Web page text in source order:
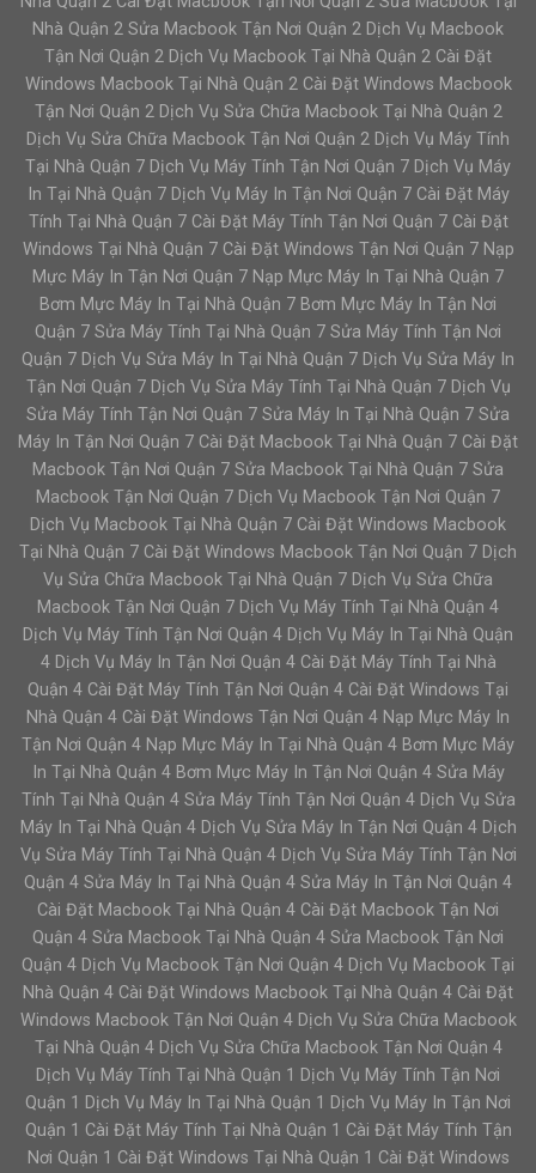
Nhà Quận 2 Sửa Macbook Tận Nơi Quận 2 Dịch Vụ Macbook
Tận Nơi Quận 2 Dịch Vụ Macbook Tại Nhà Quận 2 Cài Đặt
Windows Macbook Tại Nhà Quận 2 Cài Đặt Windows Macbook
Tận Nơi Quận 2 Dịch Vụ Sửa Chữa Macbook Tại Nhà Quận 2
Dịch Vụ Sửa Chữa Macbook Tận Nơi Quận 2 Dịch Vụ Máy Tính
Tại Nhà Quận 7 Dịch Vụ Máy Tính Tận Nơi Quận 7 Dịch Vụ Máy
In Tại Nhà Quận 7 Dịch Vụ Máy In Tận Nơi Quận 7 Cài Đặt Máy
Tính Tại Nhà Quận 7 Cài Đặt Máy Tính Tận Nơi Quận 7 Cài Đặt
Windows Tại Nhà Quận 7 Cài Đặt Windows Tận Nơi Quận 7 Nạp
Mực Máy In Tận Nơi Quận 7 Nạp Mực Máy In Tại Nhà Quận 7
Bơm Mực Máy In Tại Nhà Quận 7 Bơm Mực Máy In Tận Nơi
Quận 7 Sửa Máy Tính Tại Nhà Quận 7 Sửa Máy Tính Tận Nơi
Quận 7 Dịch Vụ Sửa Máy In Tại Nhà Quận 7 Dịch Vụ Sửa Máy In
Tận Nơi Quận 7 Dịch Vụ Sửa Máy Tính Tại Nhà Quận 7 Dịch Vụ
Sửa Máy Tính Tận Nơi Quận 7 Sửa Máy In Tại Nhà Quận 7 Sửa
Máy In Tận Nơi Quận 7 Cài Đặt Macbook Tại Nhà Quận 7 Cài Đặt
Macbook Tận Nơi Quận 7 Sửa Macbook Tại Nhà Quận 7 Sửa
Macbook Tận Nơi Quận 7 Dịch Vụ Macbook Tận Nơi Quận 7
Dịch Vụ Macbook Tại Nhà Quận 7 Cài Đặt Windows Macbook
Tại Nhà Quận 7 Cài Đặt Windows Macbook Tận Nơi Quận 7 Dịch
Vụ Sửa Chữa Macbook Tại Nhà Quận 7 Dịch Vụ Sửa Chữa
Macbook Tận Nơi Quận 7 Dịch Vụ Máy Tính Tại Nhà Quận 4
Dịch Vụ Máy Tính Tận Nơi Quận 4 Dịch Vụ Máy In Tại Nhà Quận
4 Dịch Vụ Máy In Tận Nơi Quận 4 Cài Đặt Máy Tính Tại Nhà
Quận 4 Cài Đặt Máy Tính Tận Nơi Quận 4 Cài Đặt Windows Tại
Nhà Quận 4 Cài Đặt Windows Tận Nơi Quận 4 Nạp Mực Máy In
Tận Nơi Quận 4 Nạp Mực Máy In Tại Nhà Quận 4 Bơm Mực Máy
In Tại Nhà Quận 4 Bơm Mực Máy In Tận Nơi Quận 4 Sửa Máy
Tính Tại Nhà Quận 4 Sửa Máy Tính Tận Nơi Quận 4 Dịch Vụ Sửa
Máy In Tại Nhà Quận 4 Dịch Vụ Sửa Máy In Tận Nơi Quận 4 Dịch
Vụ Sửa Máy Tính Tại Nhà Quận 4 Dịch Vụ Sửa Máy Tính Tận Nơi
Quận 4 Sửa Máy In Tại Nhà Quận 4 Sửa Máy In Tận Nơi Quận 4
Cài Đặt Macbook Tại Nhà Quận 4 Cài Đặt Macbook Tận Nơi
Quận 4 Sửa Macbook Tại Nhà Quận 4 Sửa Macbook Tận Nơi
Quận 4 Dịch Vụ Macbook Tận Nơi Quận 4 Dịch Vụ Macbook Tại
Nhà Quận 4 Cài Đặt Windows Macbook Tại Nhà Quận 4 Cài Đặt
Windows Macbook Tận Nơi Quận 4 Dịch Vụ Sửa Chữa Macbook
Tại Nhà Quận 4 Dịch Vụ Sửa Chữa Macbook Tận Nơi Quận 4
Dịch Vụ Máy Tính Tại Nhà Quận 1 Dịch Vụ Máy Tính Tận Nơi
Quận 1 Dịch Vụ Máy In Tại Nhà Quận 1 Dịch Vụ Máy In Tận Nơi
Quận 1 Cài Đặt Máy Tính Tại Nhà Quận 1 Cài Đặt Máy Tính Tận
Nơi Quận 1 Cài Đặt Windows Tại Nhà Quận 1 Cài Đặt Windows